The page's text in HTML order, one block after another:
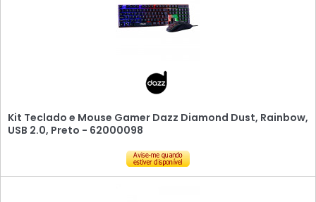
Kit Teclado e Mouse Gamer Dazz Diamond Dust, Rainbow,
USB 2.0, Preto - 62000098